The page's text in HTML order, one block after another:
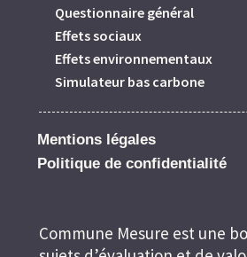
Questionnaire général
Effets sociaux
Effets environnementaux
Simulateur bas carbone
Mentions légales
Politique de confidentialité
Commune Mesure est une